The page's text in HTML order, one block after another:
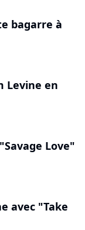
bagarre à
Levine en
Love"
avec "Take